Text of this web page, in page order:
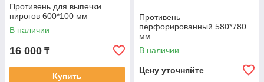
Противень для выпечки
пирогов 600*100 мм
В наличии
16 000 ₸
Купить
Противень
перфорированный 580*780
мм
В наличии
Цену уточняйте